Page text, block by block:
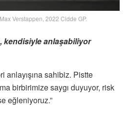
Verstappen, 2022 Cidde GP.
kendisiyle anlaşabiliyor
anlayışına sahibiz. Pistte
birbirimize saygı duyuyor, risk
eğleniyoruz.”